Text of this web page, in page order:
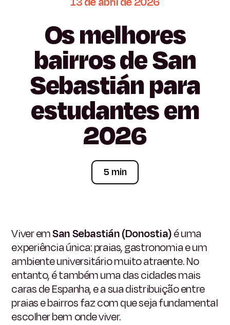
Osmelhores
bairrosdeSan
Sebastiánpara
estudantesem
2026
5 min
Viver emSan Sebastián (Donostia)é uma
experiência única: praias, gastronomia e um
ambiente universitário muito atraente. No
entanto, é também uma das cidades mais
caras de Espanha, e a sua distribuição entre
praias e bairros faz com que seja fundamental
escolher bem onde viver.